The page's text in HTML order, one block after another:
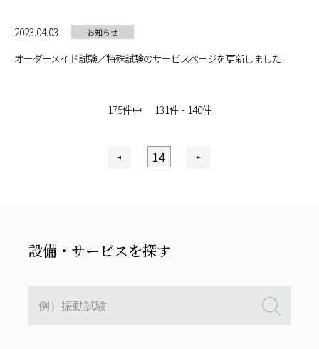
2023.04.03 お知らせ
オーダーメイド試験／特殊試験のサービスページを更新しました
175件中 131件 - 140件
14(current)
設備・サービスを探す